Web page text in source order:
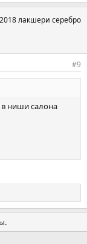
лакшери серебро
#9
ниши салона